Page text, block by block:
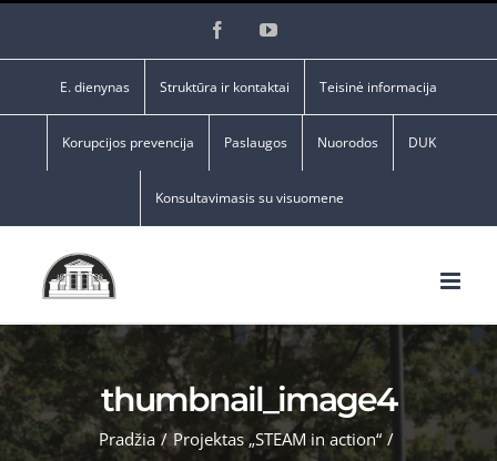
FacebookYouTube
E. dienynas Struktūra ir kontaktai Teisinė informacija
Korupcijos prevencija Paslaugos Nuorodos DUK
Konsultavimasis su visuomene
thumbnail_image4
Pradžia / Projektas „STEAM in action“ /